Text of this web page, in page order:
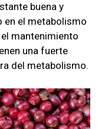
buena y
en el metabolismo
mantenimiento
una fuerte
del metabolismo.